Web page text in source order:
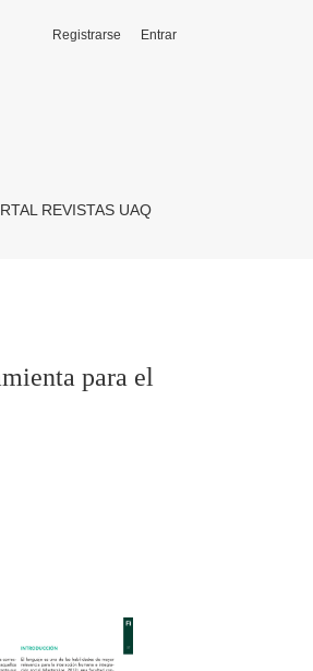
REVISTAS UAQ
Registrarse Entrar
para el